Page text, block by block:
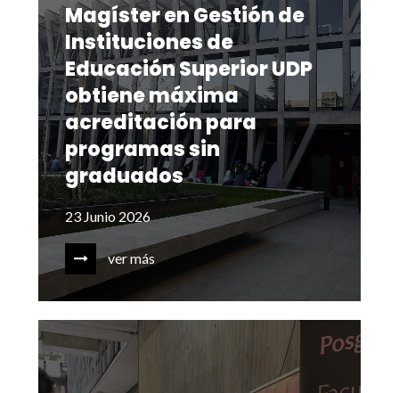
Magíster en Gestión de
Instituciones de
Educación Superior UDP
obtiene máxima
acreditación para
programas sin
graduados
23 Junio 2026
ver más